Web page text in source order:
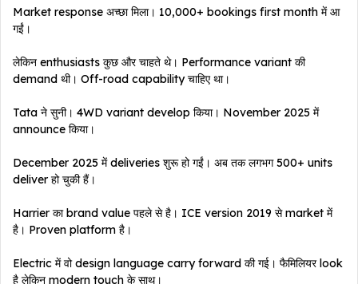
Market response अच्छा मिला। 10,000+ bookings first month में आ
गईं।
लेकिन enthusiasts कुछ और चाहते थे। Performance variant की
demand थी। Off-road capability चाहिए था।
Tata ने सुनी। 4WD variant develop किया। November 2025 में
announce किया।
December 2025 में deliveries शुरू हो गईं। अब तक लगभग 500+ units
deliver हो चुकी हैं।
Harrier का brand value पहले से है। ICE version 2019 से market में
है। Proven platform है।
Electric में वो design language carry forward की गई। फैमिलियर look
है लेकिन modern touch के साथ।